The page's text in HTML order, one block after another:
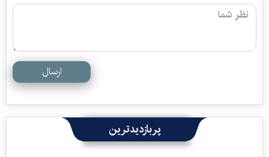
ارسال
پربازدیدترین